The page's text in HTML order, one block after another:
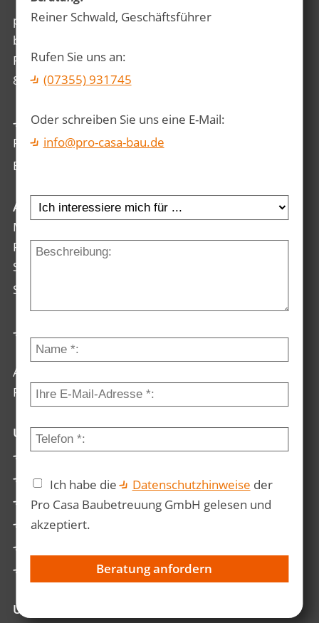
Reiner Schwald, Geschäftsführer
Rufen Sie uns an:
(07355) 931745
Oder schreiben Sie uns eine E-Mail:
info@pro-casa-bau.de
Ich habe die Datenschutzhinweise der
Pro Casa Baubetreuung GmbH gelesen und
akzeptiert.
Beratung anfordern
pro casa
baubetreuung gmbh
Philippstrasse 10
88436 Oberessendorf
Tel: (07355) 931745
Fax: (07355) 931737
E-Mail:
Ausstellungshaus Öffnungszeiten
Mo - Do: 08.00 - 18.00 Uhr
Freitag: 08.00 - 14.00 Uhr
Samstag: nach telefonischer Vereinbarung
Sonntag:
Auf Google werden wir mit Ø 4.3 Sternen bei 12
Rezensionen bewertet.
Unsere Massivhaus-Angebote
Einfamilienhaus
Zweifamilienhaus
Doppelhaus
Bungalow
Büro / Industriebau
Unsere Modernisierungs-Angebote